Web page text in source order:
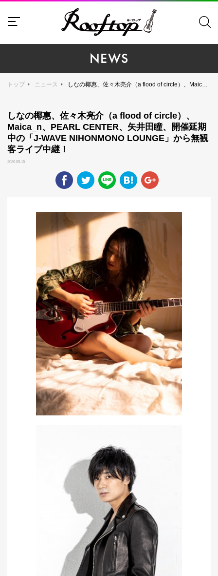
NEWS
トップ ニュース しなの椰惠、佐々木亮介（a flood of circle）、Maica_n、PEARL CENTER、矢井田瞳、開催延期中の「J-WAVE NIHONMONO LOUNGE」から無観客ライブ中継！
しなの椰惠、佐々木亮介（a flood of circle）、
Maica_n、PEARL CENTER、矢井田瞳、開催延期
中の「J-WAVE NIHONMONO LOUNGE」から無観
客ライブ中継！
2020.05.15